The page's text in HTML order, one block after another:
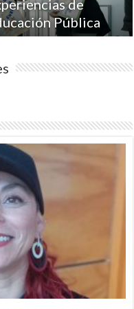
de
Pública